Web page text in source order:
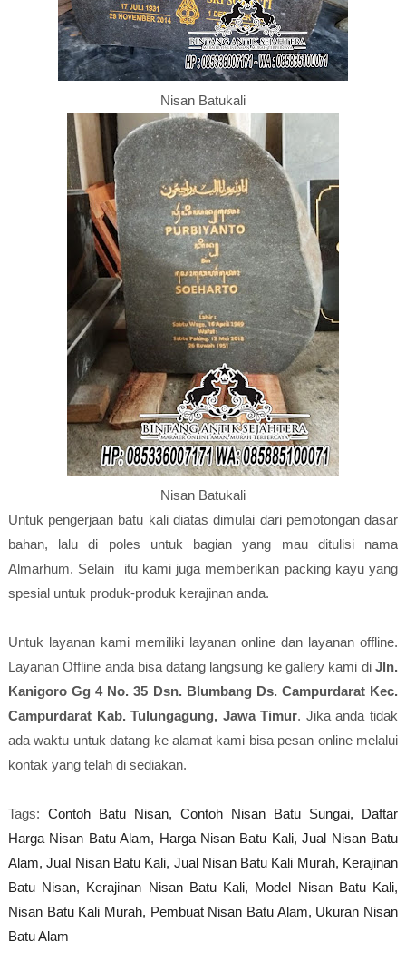
Nisan Batukali
Nisan Batukali
Untuk pengerjaan batu kali diatas dimulai dari pemotongan dasar
bahan, lalu di poles untuk bagian yang mau ditulisi nama
Almarhum. Selain itu kami juga memberikan packing kayu yang
spesial untuk produk-produk kerajinan anda.
Untuk layanan kami memiliki layanan online dan layanan offline.
Layanan Offline anda bisa datang langsung ke gallery kami diJln.
Kanigoro Gg 4 No. 35 Dsn. Blumbang Ds. Campurdarat Kec.
Campurdarat Kab. Tulungagung, Jawa Timur. Jika anda tidak
ada waktu untuk datang ke alamat kami bisa pesan online melalui
kontak yang telah di sediakan.
Tags: Contoh Batu Nisan, Contoh Nisan Batu Sungai,
Daftar
Harga Nisan Batu Alam, Harga Nisan Batu Kali, Jual Nisan Batu
Alam, Jual Nisan Batu Kali, Jual Nisan Batu Kali Murah, Kerajinan
Batu Nisan, Kerajinan Nisan Batu Kali, Model Nisan Batu Kali,
Nisan Batu Kali Murah, Pembuat Nisan Batu Alam, Ukuran Nisan
Batu Alam